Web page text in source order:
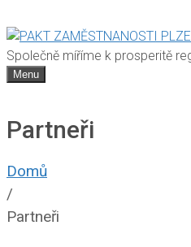
Společně míříme k prosperitě
Menu
Partneři
Domů
/
Partneři